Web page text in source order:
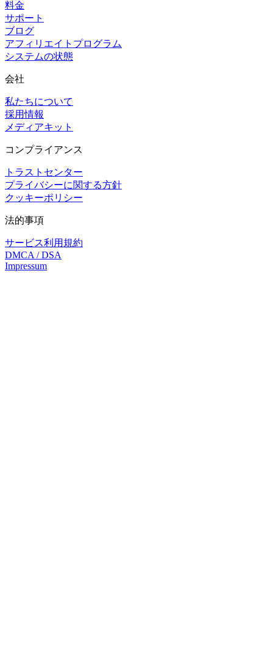
料金
サポート
ブログ
アフィリエイトプログラム
システムの状態
会社
私たちについて
採用情報
メディアキット
コンプライアンス
トラストセンター
プライバシーに関する方針
クッキーポリシー
法的事項
サービス利用規約
DMCA / DSA
Impressum